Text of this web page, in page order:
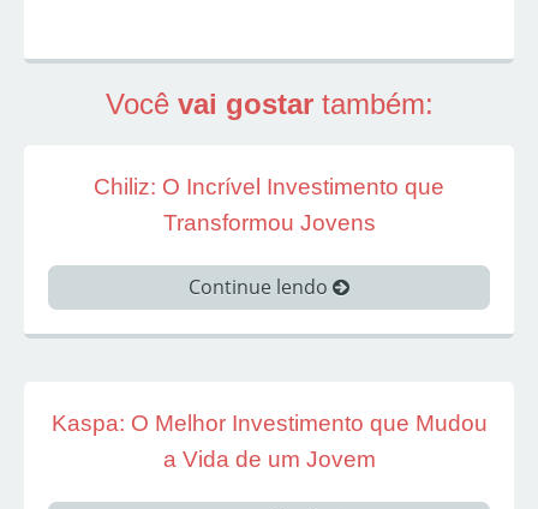
Você vai gostartambém:
Chiliz: O Incrível Investimento que
Transformou Jovens
Continue lendo
Kaspa: O Melhor Investimento que Mudou
a Vida de um Jovem